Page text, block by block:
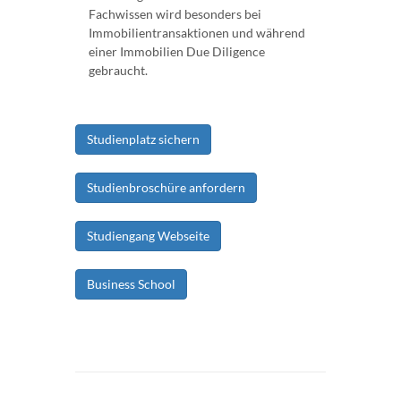
Fachwissen wird besonders bei
Immobilientransaktionen und während
einer Immobilien Due Diligence
gebraucht.
Studienplatz sichern
Studienbroschüre anfordern
Studiengang Webseite
Business School